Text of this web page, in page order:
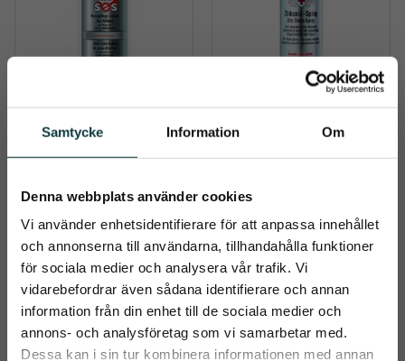
Samtycke Information Om
Denna webbplats använder cookies
Vi använder enhetsidentifierare för att anpassa innehållet
och annonserna till användarna, tillhandahålla funktioner
för sociala medier och analysera vår trafik. Vi
vidarebefordrar även sådana identifierare och annan
information från din enhet till de sociala medier och
annons- och analysföretag som vi samarbetar med.
Dessa kan i sin tur kombinera informationen med annan
LEOVET SOS SKIN
CARE LOTION IN
CASE OF MITES 500
KVALSTER OCH
PARASITANGREPP
209kr
Lägg till i önskelista
Info
LEOVET FIRST AID
200 ML
skyddar och vårdar känslig
Info
Prenumerera på Emmishopens